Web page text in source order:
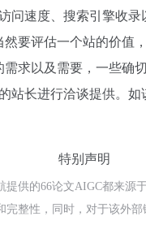
问速度、搜索引擎收录
然要评估一个站的价值
需求以及需要，一些确
站长进行洽谈提供。如
特别声明
提供的66论文AIGC都来源
完整性，同时，对于该外